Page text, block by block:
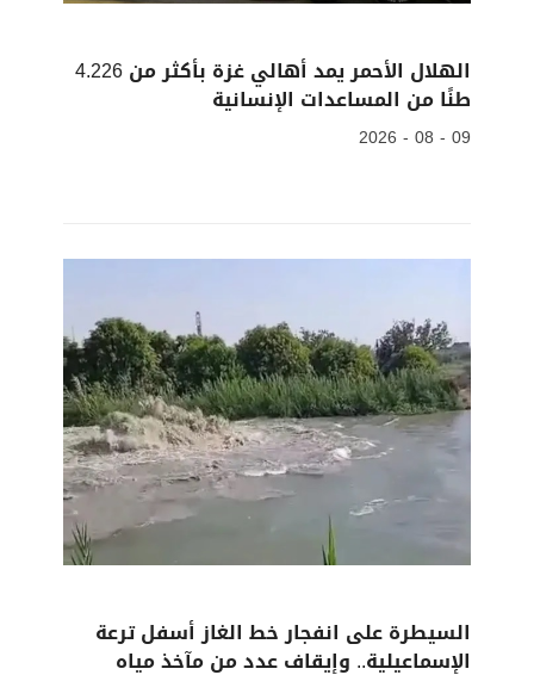
الهلال الأحمر يمد أهالي غزة بأكثر من 4.226
طنًا من المساعدات الإنسانية
09 - 08 - 2026
السيطرة على انفجار خط الغاز أسفل ترعة
الإسماعيلية.. وإيقاف عدد من مآخذ مياه